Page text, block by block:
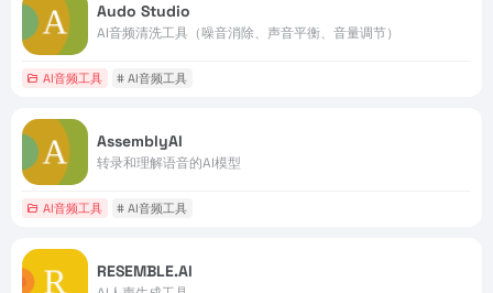
Audo Studio
AI音频清洗工具（噪音消除、声音平衡、音量调节）
AI音频工具 # AI音频工具
AssemblyAI
转录和理解语音的AI模型
AI音频工具 # AI音频工具
RESEMBLE.AI